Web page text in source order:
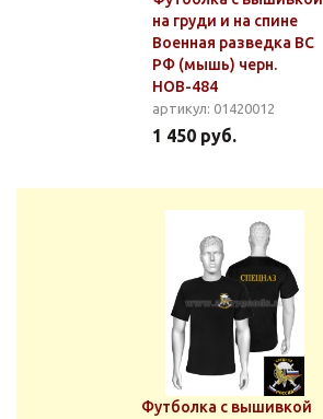
на груди и на спине
Военная разведка ВС
РФ (мышь) черн.
НОВ-484
артикул: 01420012
1 450 руб.
Футболка с вышивкой